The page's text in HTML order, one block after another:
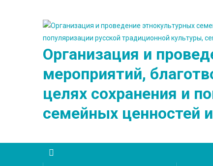
Организация и
мероприятий,
целях сохранения и
семейных ценностей